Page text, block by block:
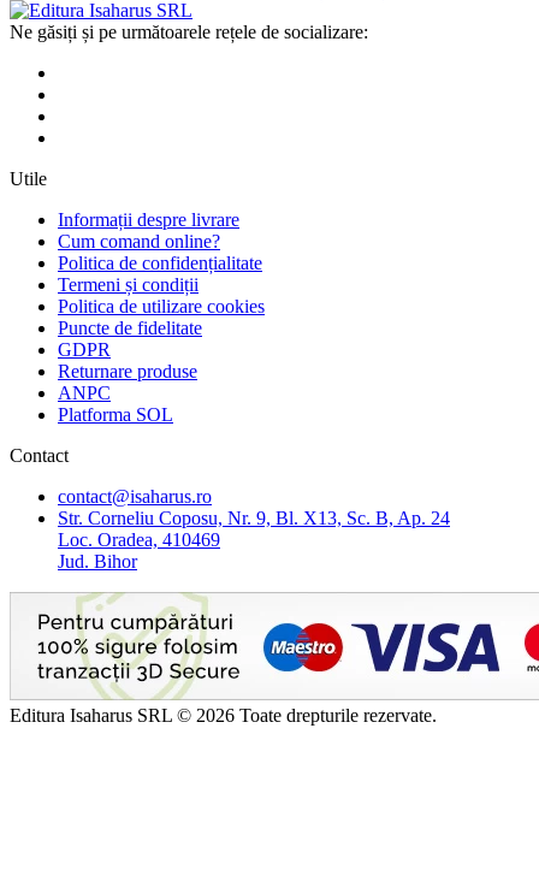
Ne găsiți și pe următoarele rețele de socializare:
Utile
Informații despre livrare
Cum comand online?
Politica de confidențialitate
Termeni și condiții
Politica de utilizare cookies
Puncte de fidelitate
GDPR
Returnare produse
ANPC
Platforma SOL
Contact
contact@isaharus.ro
Str. Corneliu Coposu, Nr. 9, Bl. X13, Sc. B, Ap. 24
Loc. Oradea, 410469
Jud. Bihor
Editura Isaharus SRL © 2026 Toate drepturile rezervate.